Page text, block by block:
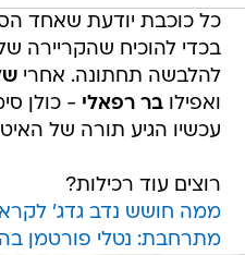
כל כוכבת יודעת שאחד
בכדי להוכיח שהקריירה
להלבשה תחתונה. אחרי
ואפילובר רפאלי - כולן
עכשיו הגיע תורה של
רוצים עוד רכילות?
ממה חושש נדב גדג'
מתרחבת: נטלי פורטמן